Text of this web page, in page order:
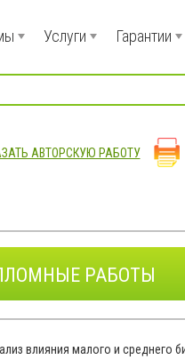
Услуги Гарантии
АВТОРСКУЮ РАБОТУ
РАБОТЫ
влияния малого и среднего